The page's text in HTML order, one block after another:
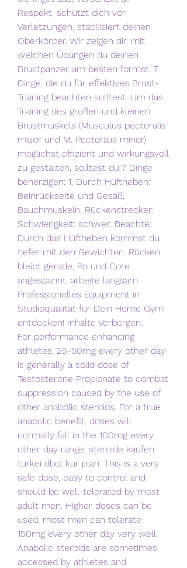
Respekt, schützt dich vor
Verletzungen, stabilisiert deinen
Oberkörper. Wir zeigen dir, mit
welchen Übungen du deinen
Brustpanzer am besten formst. 7
Dinge, die du für effektives Brust-
Training beachten solltest. Um das
Training des großen und kleinen
Brustmuskels (Musculus pectoralis
major und M. Pectoralis minor)
möglichst effizient und wirkungsvoll
zu gestalten, solltest du 7 Dinge
beherzigen: 1. Durch Hüftheben:
Beinrückseite und Gesäß,
Bauchmuskeln, Rückenstrecker:
Schwierigkeit: schwer: Beachte:
Durch das Hüftheben kommst du
tiefer mit den Gewichten. Rücken
bleibt gerade, Po und Core
angespannt, arbeite langsam.
Professionelles Equipment in
Studioqualität für Dein Home Gym
entdecken! Inhalte Verbergen.
For performance enhancing
athletes, 25-50mg every other day
is generally a solid dose of
Testosterone Propionate to combat
suppression caused by the use of
other anabolic steroids. For a true
anabolic benefit, doses will
normally fall in the 100mg every
other day range, steroide kaufen
turkei dbol kur plan. This is a very
safe dose, easy to control and
should be well-tolerated by most
adult men. Higher doses can be
used, most men can tolerate
150mg every other day very well.
Anabolic steroids are sometimes
accessed by athletes and